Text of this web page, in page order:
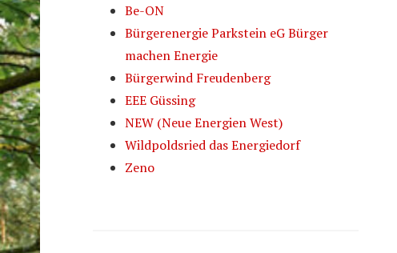
Be-ON
Bürgerenergie Parkstein eG Bürger
machen Energie
Bürgerwind Freudenberg
EEE Güssing
NEW (Neue Energien West)
Wildpoldsried das Energiedorf
Zeno